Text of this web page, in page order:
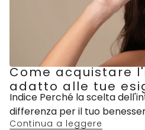
Come acquistare
adatto alle tue
Indice Perché la scelta
differenza per il tuo
Continua a leggere